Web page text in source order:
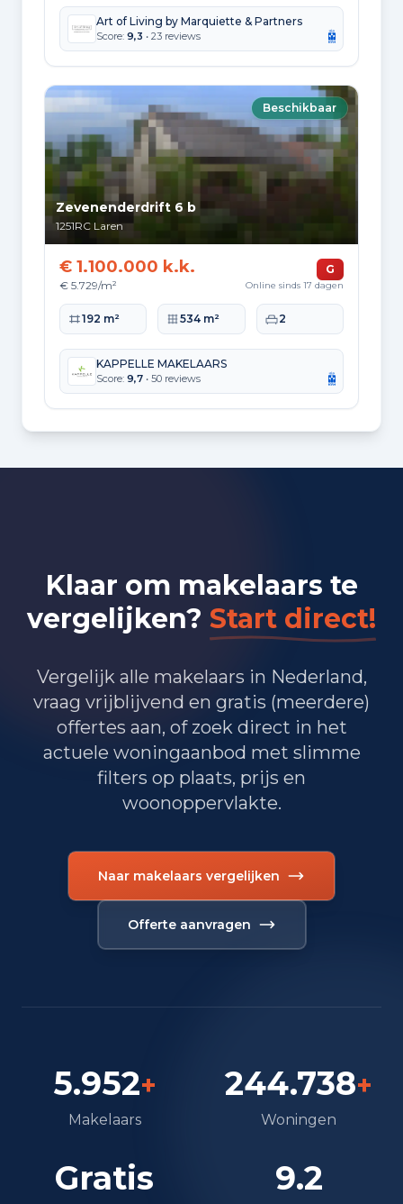
Art of Living by Marquiette & Partners
Score: 9,3 • 23 reviews
Beschikbaar
Zevenenderdrift 6 b
1251RC Laren
€ 1.100.000 k.k.
€ 5.729/m²
G
Online sinds 17 dagen
Woonoppervlakte
192 m² Perceeloppervlakte
534 m² Slaapkamers
2
KAPPELLE MAKELAARS
Score: 9,7 • 50 reviews
Klaar om makelaars te
vergelijken? Start direct!
Vergelijk alle makelaars in Nederland,
vraag vrijblijvend en gratis (meerdere)
offertes aan, of zoek direct in het
actuele woningaanbod met slimme
filters op plaats, prijs en
woonoppervlakte.
Naar makelaars vergelijken
Offerte aanvragen
5.952+
Makelaars
244.738+
Woningen
Gratis 9.2